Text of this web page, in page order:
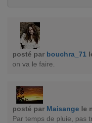
posté par bouchra_71
on va le faire.
posté par Maisange le
Par temps de pluie, pas